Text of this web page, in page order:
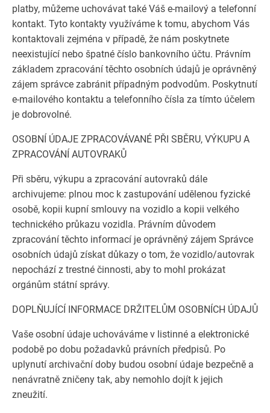
platby, můžeme uchovávat také Váš e-mailový a telefonní
kontakt. Tyto kontakty využíváme k tomu, abychom Vás
kontaktovali zejména v případě, že nám poskytnete
neexistující nebo špatné číslo bankovního účtu. Právním
základem zpracování těchto osobních údajů je oprávněný
zájem správce zabránit případným podvodům. Poskytnutí
e-mailového kontaktu a telefonního čísla za tímto účelem
je dobrovolné.
OSOBNÍ ÚDAJE ZPRACOVÁVANÉ PŘI SBĚRU, VÝKUPU A
ZPRACOVÁNÍ AUTOVRAKŮ
Při sběru, výkupu a zpracování autovraků dále
archivujeme: plnou moc k zastupování udělenou fyzické
osobě, kopii kupní smlouvy na vozidlo a kopii velkého
technického průkazu vozidla. Právním důvodem
zpracování těchto informací je oprávněný zájem Správce
osobních údajů získat důkazy o tom, že vozidlo/autovrak
nepochází z trestné činnosti, aby to mohl prokázat
orgánům státní správy.
DOPLŇUJÍCÍ INFORMACE DRŽITELŮM OSOBNÍCH ÚDAJŮ
Vaše osobní údaje uchováváme v listinné a elektronické
podobě po dobu požadavků právních předpisů. Po
uplynutí archivační doby budou osobní údaje bezpečně a
nenávratně zničeny tak, aby nemohlo dojít k jejich
zneužití.